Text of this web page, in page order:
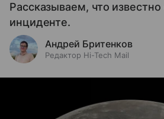
Рассказываем, что
инциденте.
Андрей Бритенков
Редактор Hi-Tech Mail